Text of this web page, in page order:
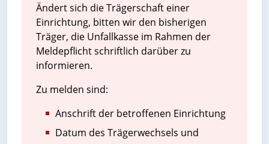
Ändert sich die Trägerschaft einer
Einrichtung, bitten wir den bisherigen
Träger, die Unfallkasse im Rahmen der
Meldepflicht schriftlich darüber zu
informieren.
Zu melden sind:
Anschrift der betroffenen Einrichtung
Datum des Trägerwechsels und